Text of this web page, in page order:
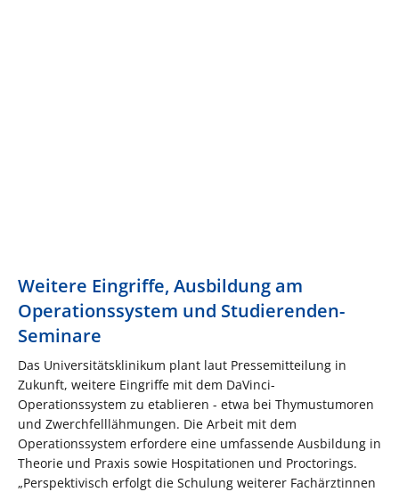
Weitere Eingriffe, Ausbildung am
Operationssystem und Studierenden-
Seminare
Das Universitätsklinikum plant laut Pressemitteilung in
Zukunft, weitere Eingriffe mit dem DaVinci-
Operationssystem zu etablieren - etwa bei Thymustumoren
und Zwerchfelllähmungen. Die Arbeit mit dem
Operationssystem erfordere eine umfassende Ausbildung in
Theorie und Praxis sowie Hospitationen und Proctorings.
„Perspektivisch erfolgt die Schulung weiterer Fachärztinnen